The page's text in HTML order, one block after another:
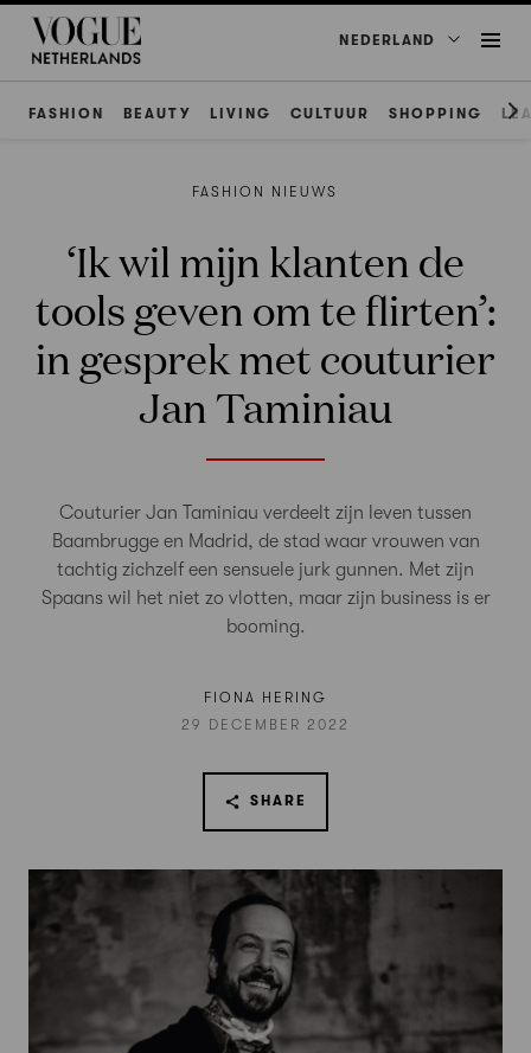
NEDERLAND
FASHION BEAUTY LIVING CULTUUR SHOPPING
FASHION NIEUWS
‘Ik wil mijn klanten de
tools geven om te flirten’:
in gesprek met couturier
Jan Taminiau
Couturier Jan Taminiau verdeelt zijn leven tussen
Baambrugge en Madrid, de stad waar vrouwen van
tachtig zichzelf een sensuele jurk gunnen. Met zijn
Spaans wil het niet zo vlotten, maar zijn business is er
booming.
FIONA HERING
29 DECEMBER 2022
SHARE